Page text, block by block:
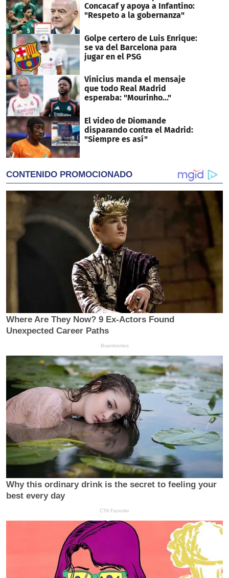
Concacaf y apoya a Infantino:
"Respeto a la gobernanza"
Golpe certero de Luis Enrique:
se va del Barcelona para
jugar en el PSG
Vinicius manda el mensaje
que todo Real Madrid
esperaba: "Mourinho..."
El video de Diomande
disparando contra el Madrid:
"Siempre es así"